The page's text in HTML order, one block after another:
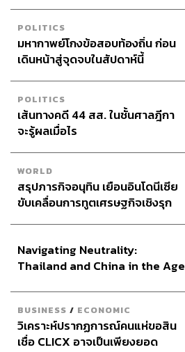
POLITICS
มหากาพย์โกงข้อสอบท้องถิ่น ก่อน
เดินหน้าสู่จุดจบในสัปดาห์นี้
POLITICS
เส้นทางคดี 44 สส. ในชั้นศาลฎีกา
จะรู้ผลเมื่อไร
WORLD
สรุปภารกิจอนุทิน เยือนอินโดนีเซีย
ขับเคลื่อนการทูตเศรษฐกิจเชิงรุก
Navigating Neutrality:
Thailand and China in the Age
BUSINESS / ECONOMIC
วิเคราะห์ปรากฏการณ์คนแห่ขอสิน
เชื่อ CLICX อาจเป็นเพียงยอด